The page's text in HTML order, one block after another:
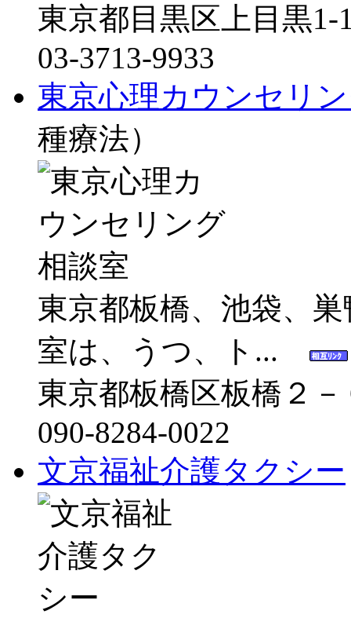
東京都目黒区上目黒1-
03-3713-9933
東京心理カウンセリ
種療法）
東京都板橋、池袋、
室は、うつ、ト...
東京都板橋区板橋２
090-8284-0022
文京福祉介護タクシー